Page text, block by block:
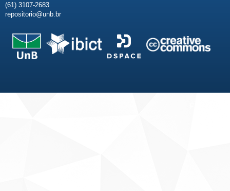
(61) 3107-2683
repositorio@unb.br